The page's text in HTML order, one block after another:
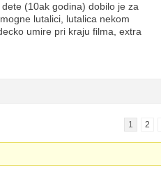
(10ak godina) dobilo je za
lutalici, lutalica nekom
umire pri kraju filma, extra
1 2